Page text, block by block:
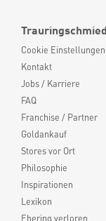
Cookie Einstellungen
Kontakt
Jobs / Karriere
FAQ
Franchise / Partner
Goldankauf
Stores vor Ort
Philosophie
Inspirationen
Lexikon
Ehering verloren